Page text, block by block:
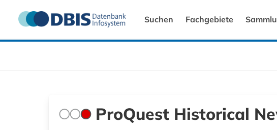
Suchen Fachgebiete
ProQuest Historical